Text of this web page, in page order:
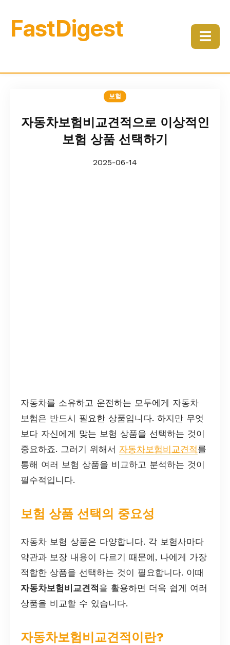
FastDigest ☰
보험
자동차보험비교견적으로 이상적인
보험 상품 선택하기
2025-06-14
자동차를 소유하고 운전하는 모두에게 자동차
보험은 반드시 필요한 상품입니다. 하지만 무엇
보다 자신에게 맞는 보험 상품을 선택하는 것이
중요하죠. 그러기 위해서 자동차보험비교견적를
통해 여러 보험 상품을 비교하고 분석하는 것이
필수적입니다.
보험 상품 선택의 중요성
자동차 보험 상품은 다양합니다. 각 보험사마다
약관과 보장 내용이 다르기 때문에, 나에게 가장
적합한 상품을 선택하는 것이 필요합니다. 이때
자동차보험비교견적을 활용하면 더욱 쉽게 여러
상품을 비교할 수 있습니다.
자동차보험비교견적이란?